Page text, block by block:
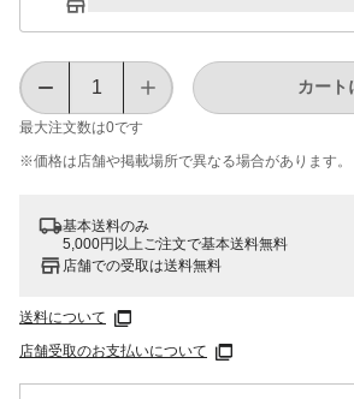
最大注文数は0です
カート
※価格は​店舗や​掲載場所で​異なる​場合が​あります。
基本送料のみ
5,000円以上ご注文で基本送料無料
店舗での受取は送料無料
送料について
店舗受取のお支払いについて